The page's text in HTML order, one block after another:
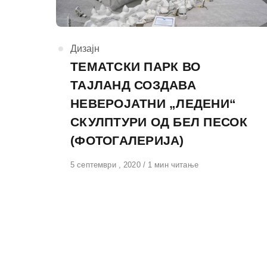
КАтегорија
Дизајн
ТЕМАТСКИ ПАРК ВО
ТАЈЛАНД СОЗДАВА
НЕВЕРОЈАТНИ „ЛЕДЕНИ“
СКУЛПТУРИ ОД БЕЛ ПЕСОК
(ФОТОГАЛЕРИЈА)
Објавено
5 септември , 2020 1 мин читање